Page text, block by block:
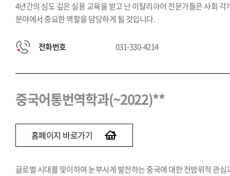
4년간의 심도 깊은 실용 교육을 받고 난 이탈리아어 전문가들은 사회 각
분야에서 중요한 역할을 담당하게 될 것입니다.
전화번호 031-330-4214
중국어통번역학과(~2022)**
홈페이지 바로가기
글로벌 시대를 맞이하여 눈부시게 발전하는 중국에 대한 전방위적 관심